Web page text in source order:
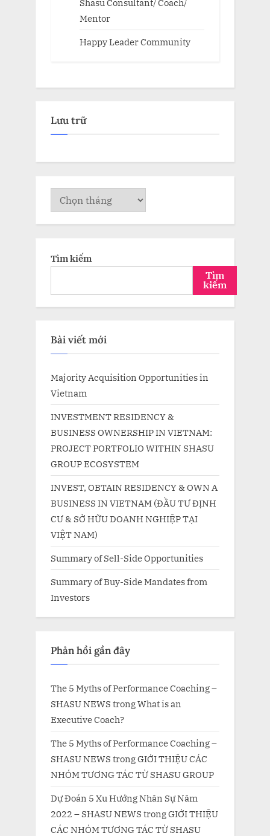
Mentor
Happy Leader Community
Lưu trữ
Lưu
trữ
Tìm kiếm
Tìm
kiếm
Bài viết mới
Majority Acquisition Opportunities in
Vietnam
INVESTMENT RESIDENCY &
BUSINESS OWNERSHIP IN VIETNAM:
PROJECT PORTFOLIO WITHIN SHASU
GROUP ECOSYSTEM
INVEST, OBTAIN RESIDENCY & OWN A
BUSINESS IN VIETNAM (ĐẦU TƯ ĐỊNH
CƯ & SỞ HỮU DOANH NGHIỆP TẠI
VIỆT NAM)
Summary of Sell-Side Opportunities
Summary of Buy-Side Mandates from
Investors
Phản hồi gần đây
The 5 Myths of Performance Coaching –
SHASU NEWS trongWhat is an
Executive Coach?
The 5 Myths of Performance Coaching –
SHASU NEWS trongGIỚI THIỆU CÁC
NHÓM TƯƠNG TÁC TỪ SHASU GROUP
Dự Đoán 5 Xu Hướng Nhân Sự Năm
2022 – SHASU NEWS trongGIỚI THIỆU
CÁC NHÓM TƯƠNG TÁC TỪ SHASU